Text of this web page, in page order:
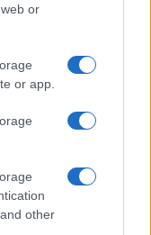
or
or app.
other
την απάτη-μαμούθ